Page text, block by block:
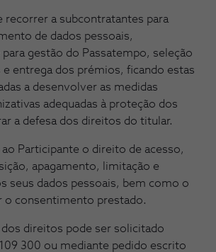
recorrer a subcontratantes para
de dados pessoais,
gestão do Passatempo, seleção
e entrega dos prémios, ficando estas
a desenvolver as medidas
adequadas à proteção dos
a defesa dos direitos do titular.
ao Participante o direito de acesso,
apagamento, limitação e
seus dados pessoais, bem como o
o consentimento prestado.
direitos pode ser solicitado
300 ou mediante pedido escrito